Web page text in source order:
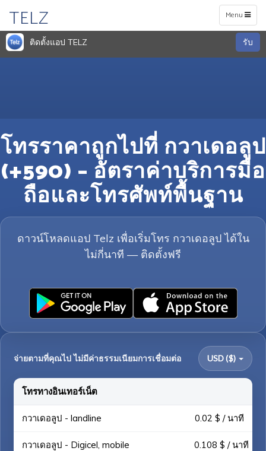
Toggle
navigation
Menu
TELZ
ติดตั้งแอป TELZ รับ
โทรราคาถูกไปที่ กวาเดอลูป
(+590) – อัตราค่าบริการมือ
ถือและโทรศัพท์พื้นฐาน
ดาวน์โหลดแอป Telz เพื่อเริ่มโทร กวาเดอลูป ได้ใน
ไม่กี่นาที — ติดตั้งฟรี
จ่ายตามที่คุณไป ไม่มีค่าธรรมเนียมการเชื่อมต่อ USD ($)
โทรทางอินเทอร์เน็ต
กวาเดอลูป - landline 0.02 $ / นาที
กวาเดอลูป - Digicel, mobile 0.108 $ / นาที